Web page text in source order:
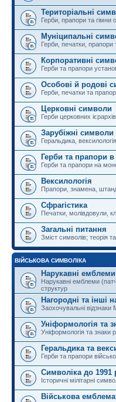
Територіальні
Герби, прапори та гімни
Муніципальні
Герби, печатки, прапори
Корпоративні
Герби та прапори
Особові й родові
Герби, печатки та
Церковні символи
Герби церковних
Зарубіжні символи
Геральдика,
Герби та прапори в
Герби та прапори на
Вексилологія
Прапори, знамена,
Сфрагістика
Печатки, молівдовули,
Загальні питання
Зміст символів; теорія
ВІЙСЬКОВА СИМВОЛІКА
Нарукавні емблеми
Нарукавні емблеми
структур
Нагородні та інші
Заохочувальні відзнаки
Уніформологія та
Уніформологія та знаки
Геральдика та
Герби та прапори
Символіка до 1991
Історичні мілітарні
Військова